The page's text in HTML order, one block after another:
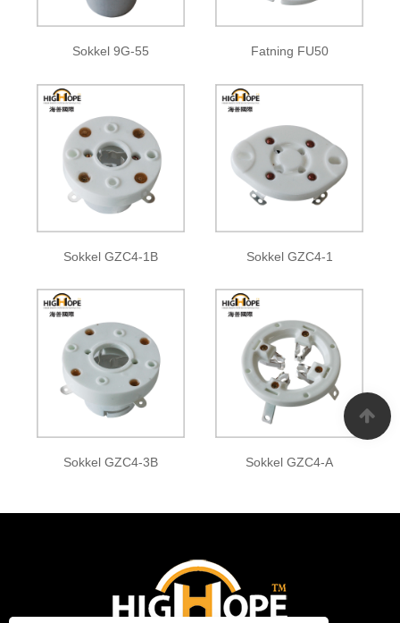
Sokkel 9G-55 Fatning FU50
Sokkel GZC4-1B Sokkel GZC4-1
Sokkel GZC4-3B Sokkel GZC4-A